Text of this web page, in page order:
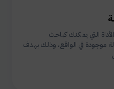
التي يمكنك كباحث
موجودة في الواقع، وذلك بهدف